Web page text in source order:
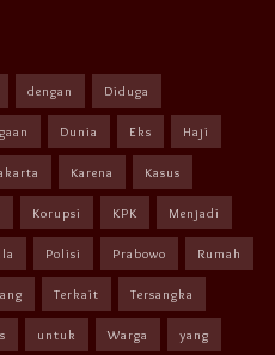
dengan Diduga
Dunia Eks Haji
Karena Kasus
Korupsi KPK Menjadi
Polisi Prabowo Rumah
Terkait Tersangka
untuk Warga yang